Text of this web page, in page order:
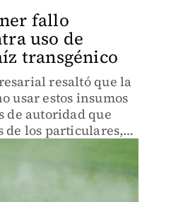
fallo
uso de
transgénico
resaltó que la
usar estos insumos
de autoridad que
los particulares,
agrícolas,
y de cultivos.